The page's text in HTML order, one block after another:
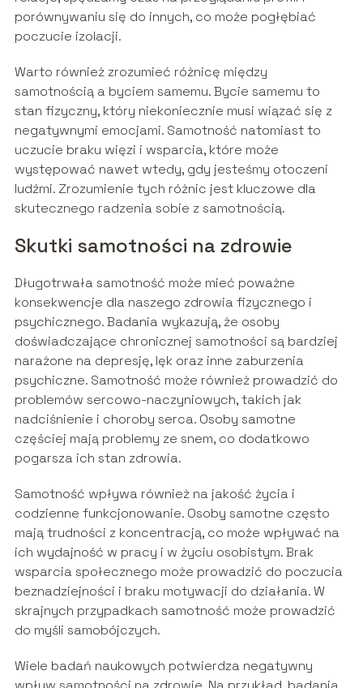
porównywaniu się do innych, co może pogłębiać
poczucie izolacji.
Warto również zrozumieć różnicę między
samotnością a byciem samemu. Bycie samemu to
stan fizyczny, który niekoniecznie musi wiązać się z
negatywnymi emocjami. Samotność natomiast to
uczucie braku więzi i wsparcia, które może
występować nawet wtedy, gdy jesteśmy otoczeni
ludźmi. Zrozumienie tych różnic jest kluczowe dla
skutecznego radzenia sobie z samotnością.
Skutki samotności na zdrowie
Długotrwała samotność może mieć poważne
konsekwencje dla naszego zdrowia fizycznego i
psychicznego. Badania wykazują, że osoby
doświadczające chronicznej samotności są bardziej
narażone na depresję, lęk oraz inne zaburzenia
psychiczne. Samotność może również prowadzić do
problemów sercowo-naczyniowych, takich jak
nadciśnienie i choroby serca. Osoby samotne
częściej mają problemy ze snem, co dodatkowo
pogarsza ich stan zdrowia.
Samotność wpływa również na jakość życia i
codzienne funkcjonowanie. Osoby samotne często
mają trudności z koncentracją, co może wpływać na
ich wydajność w pracy i w życiu osobistym. Brak
wsparcia społecznego może prowadzić do poczucia
beznadziejności i braku motywacji do działania. W
skrajnych przypadkach samotność może prowadzić
do myśli samobójczych.
Wiele badań naukowych potwierdza negatywny